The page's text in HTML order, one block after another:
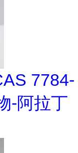
7784-
-阿拉丁